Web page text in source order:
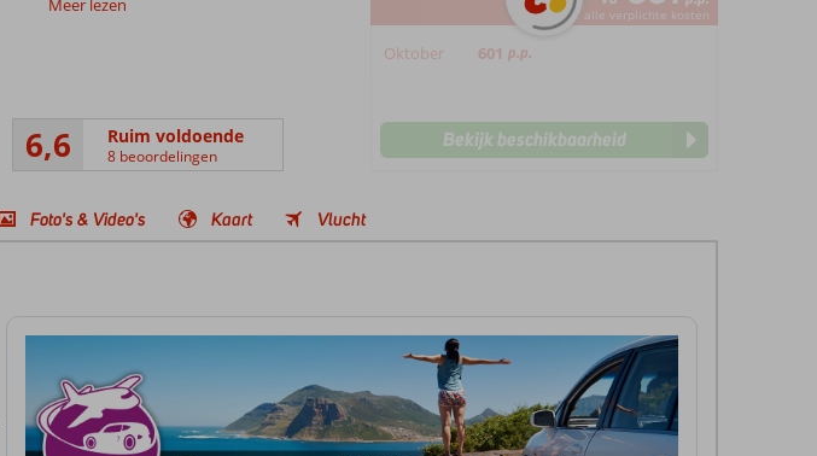
Meer lezen
6,6 Ruim voldoende
8 beoordelingen
*incl. alle verplichte kosten
Oktober 601 p.p.
Bekijk beschikbaarheid
Foto's & Video's Kaart Vlucht